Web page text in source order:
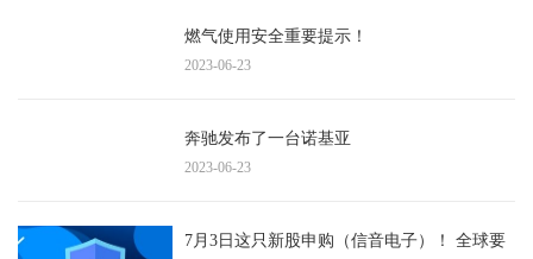
燃气使用安全重要提示！
2023-06-23
奔驰发布了一台诺基亚
2023-06-23
7月3日这只新股申购（信音电子）！ 全球要